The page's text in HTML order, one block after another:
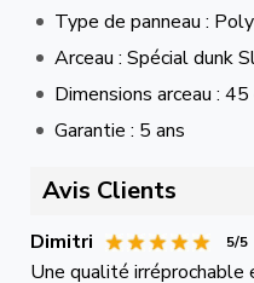
Type de panneau :
Arceau : Spécial dunk
Dimensions arceau :
Garantie : 5 ans
Avis Clients
Dimitri 5/5
Une qualité irréprochable